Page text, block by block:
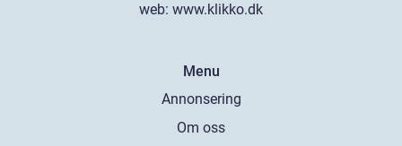
web: www.klikko.dk
Menu
Annonsering
Om oss